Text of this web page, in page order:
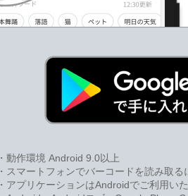
・動作環境 Android 9.0以上
・スマートフォンでバーコードを読み取
・アプリケーションはAndroidでご利用いた